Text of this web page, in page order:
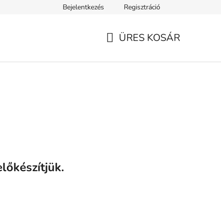
Tanácsok, tippek és érdekességek
Bejelentkezés Regisztráció
ÜRES KOSÁR